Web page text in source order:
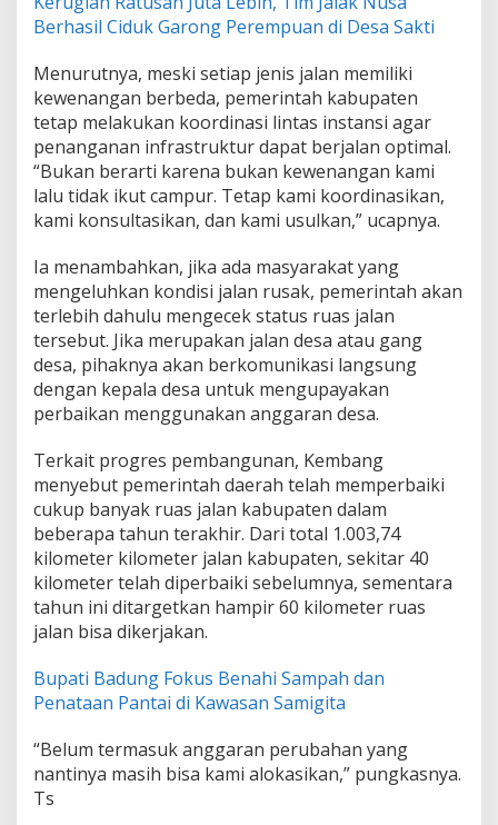
Berhasil Ciduk Garong Perempuan di Desa Sakti
Menurutnya, meski setiap jenis jalan memiliki
kewenangan berbeda, pemerintah kabupaten
tetap melakukan koordinasi lintas instansi agar
penanganan infrastruktur dapat berjalan optimal.
“Bukan berarti karena bukan kewenangan kami
lalu tidak ikut campur. Tetap kami koordinasikan,
kami konsultasikan, dan kami usulkan,” ucapnya.
Ia menambahkan, jika ada masyarakat yang
mengeluhkan kondisi jalan rusak, pemerintah akan
terlebih dahulu mengecek status ruas jalan
tersebut. Jika merupakan jalan desa atau gang
desa, pihaknya akan berkomunikasi langsung
dengan kepala desa untuk mengupayakan
perbaikan menggunakan anggaran desa.
Terkait progres pembangunan, Kembang
menyebut pemerintah daerah telah memperbaiki
cukup banyak ruas jalan kabupaten dalam
beberapa tahun terakhir. Dari total 1.003,74
kilometer kilometer jalan kabupaten, sekitar 40
kilometer telah diperbaiki sebelumnya, sementara
tahun ini ditargetkan hampir 60 kilometer ruas
jalan bisa dikerjakan.
Bupati Badung Fokus Benahi Sampah dan
Penataan Pantai di Kawasan Samigita
“Belum termasuk anggaran perubahan yang
nantinya masih bisa kami alokasikan,” pungkasnya.
Ts